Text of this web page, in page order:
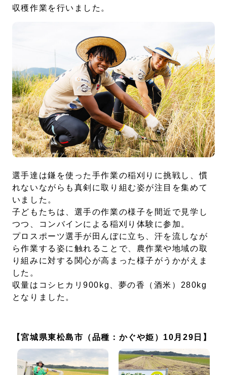
収穫作業を行いました。
選手達は鎌を使った手作業の稲刈りに挑戦し、慣
れないながらも真剣に取り組む姿が注目を集めて
いました。
子どもたちは、選手の作業の様子を間近で見学し
つつ、コンバインによる稲刈り体験に参加。
プロスポーツ選手が田んぼに立ち、汗を流しなが
ら作業する姿に触れることで、農作業や地域の取
り組みに対する関心が高まった様子がうかがえま
した。
収量はコシヒカリ900kg、夢の香（酒米）280kg
となりました。
【宮城県東松島市（品種：かぐや姫）10月29日】